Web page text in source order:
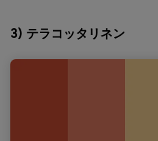
3) テラコッタリネン